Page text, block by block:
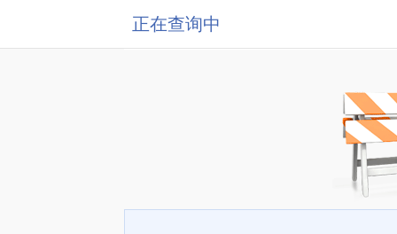
正在查询中